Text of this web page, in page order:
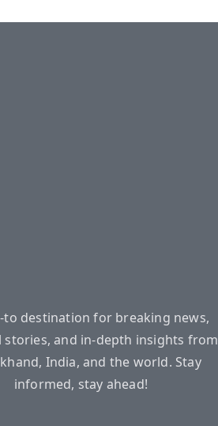
to destination for breaking news,
stories, and in-depth insights from
India, and the world. Stay
informed, stay ahead!